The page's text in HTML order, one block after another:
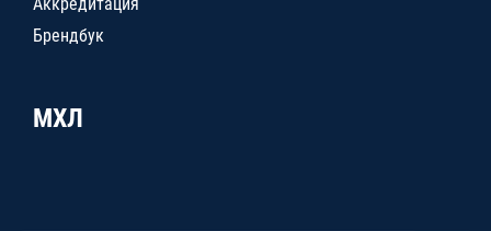
Брендбук
МХЛ